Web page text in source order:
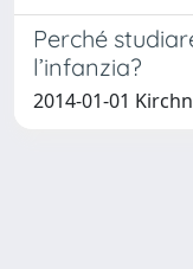
Perché
l’infanzia?
2014-01-01